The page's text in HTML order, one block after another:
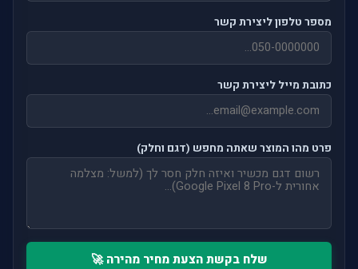
מספר טלפון ליצירת קשר
כתובת מייל ליצירת קשר
פרט מהו המוצר שאתה מחפש (דגם וחלק)
שלח בקשת הצעת מחיר מהירה 🚀